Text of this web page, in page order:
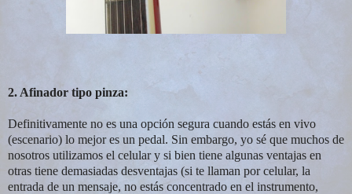
2. Afinador tipo pinza:
Definitivamente no es una opción segura cuando estás en vivo
(escenario) lo mejor es un pedal. Sin embargo, yo sé que muchos de
nosotros utilizamos el celular y si bien tiene algunas ventajas en
otras tiene demasiadas desventajas (si te llaman por celular, la
entrada de un mensaje, no estás concentrado en el instrumento,